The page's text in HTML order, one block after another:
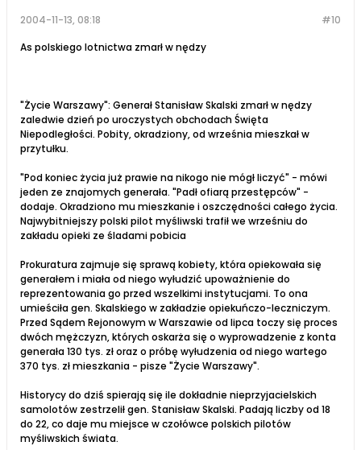
#10
2004-11-13, 08:18
As polskiego lotnictwa zmarł w nędzy
"Życie Warszawy": Generał Stanisław Skalski zmarł w nędzy
zaledwie dzień po uroczystych obchodach Święta
Niepodległości. Pobity, okradziony, od września mieszkał w
przytułku.
"Pod koniec życia już prawie na nikogo nie mógł liczyć" - mówi
jeden ze znajomych generała. "Padł ofiarą przestępców" -
dodaje. Okradziono mu mieszkanie i oszczędności całego życia.
Najwybitniejszy polski pilot myśliwski trafił we wrześniu do
zakładu opieki ze śladami pobicia
Prokuratura zajmuje się sprawą kobiety, która opiekowała się
generałem i miała od niego wyłudzić upoważnienie do
reprezentowania go przed wszelkimi instytucjami. To ona
umieściła gen. Skalskiego w zakładzie opiekuńczo-leczniczym.
Przed Sądem Rejonowym w Warszawie od lipca toczy się proces
dwóch mężczyzn, których oskarża się o wyprowadzenie z konta
generała 130 tys. zł oraz o próbę wyłudzenia od niego wartego
370 tys. zł mieszkania - pisze "Życie Warszawy".
Historycy do dziś spierają się ile dokładnie nieprzyjacielskich
samolotów zestrzelił gen. Stanisław Skalski. Padają liczby od 18
do 22, co daje mu miejsce w czołówce polskich pilotów
myśliwskich świata.